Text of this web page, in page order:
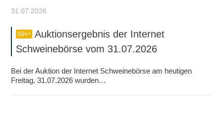
31.07.2026
ISN+ Auktionsergebnis der Internet
Schweinebörse vom 31.07.2026
Bei der Auktion der Internet Schweinebörse am heutigen
Freitag, 31.07.2026 wurden…